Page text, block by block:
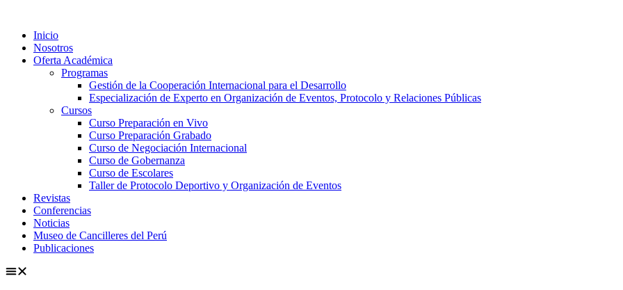
contenido
Inicio
Nosotros
Oferta Académica
Programas
Gestión de la Cooperación Internacional para el Desarrollo
Especialización de Experto en Organización de Eventos, Protocolo y Relaciones Públicas
Cursos
Curso Preparación en Vivo
Curso Preparación Grabado
Curso de Negociación Internacional
Curso de Gobernanza
Curso de Escolares
Taller de Protocolo Deportivo y Organización de Eventos
Revistas
Conferencias
Noticias
Museo de Cancilleres del Perú
Publicaciones